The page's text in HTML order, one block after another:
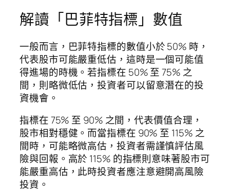
解讀「巴菲特指標」數值
一般而言，巴菲特指標的數值小於 50% 時，
代表股市可能嚴重低估，這時是一個可能值
得進場的時機。若指標在 50% 至 75% 之
間，則略微低估，投資者可以留意潛在的投
資機會。
指標在 75% 至 90% 之間，代表價值合理，
股市相對穩健。而當指標在 90% 至 115% 之
間時，可能略微高估，投資者需謹慎評估風
險與回報。高於 115% 的指標則意味著股市可
能嚴重高估，此時投資者應注意避開高風險
投資。